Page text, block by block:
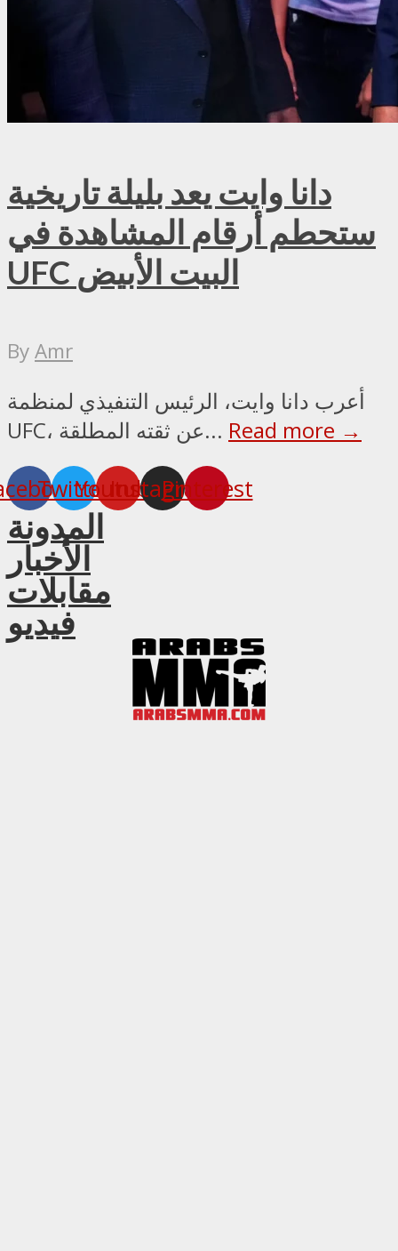
دانا وايت يعد بليلة تاريخية
ستحطم أرقام المشاهدة في
UFC البيت الأبيض
ByAmr
أعرب دانا وايت، الرئيس التنفيذي لمنظمة
UFC، عن ثقته المطلقة... Read more →
TwitterYoutube
Instagram
Pinterest
المدونة
الأخبار
مقابلات
فيديو